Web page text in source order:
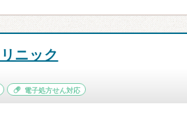
ニック
電子処方せん対応